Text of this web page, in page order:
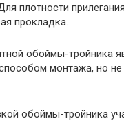
плотности прилегания
прокладка.
обоймы-тройника
монтажа, но
обоймы-тройника